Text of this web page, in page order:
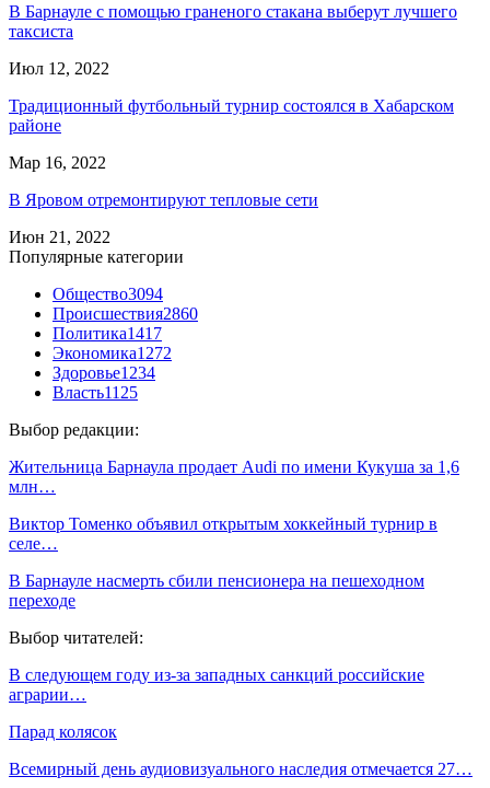
В Барнауле с помощью граненого стакана выберут лучшего
таксиста
Июл 12, 2022
Традиционный футбольный турнир состоялся в Хабарском
районе
Мар 16, 2022
В Яровом отремонтируют тепловые сети
Июн 21, 2022
Популярные категории
Общество3094
Происшествия2860
Политика1417
Экономика1272
Здоровье1234
Власть1125
Выбор редакции:
Жительница Барнаула продает Audi по имени Кукуша за 1,6
млн…
Виктор Томенко объявил открытым хоккейный турнир в
селе…
В Барнауле насмерть сбили пенсионера на пешеходном
переходе
Выбор читателей:
В следующем году из-за западных санкций российские
аграрии…
Парад колясок
Всемирный день аудиовизуального наследия отмечается 27…